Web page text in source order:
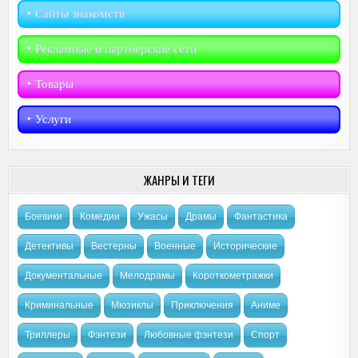
‣︎ Сайты знакомств
‣︎ Рекламные и партнёрские сети
‣︎ Товары
‣︎ Услуги
ЖАНРЫ И ТЕГИ
Боевики Комедии Ужасы Драмы Фантастика
Детективы Вестерны Военные Исторические
Документальные Мелодрамы Короткометражки
Криминальные Мюзиклы Приключения Аниме
Триллеры Фэнтези Любовные фэнтези Спорт